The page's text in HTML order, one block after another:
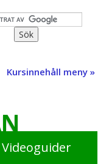
Kursinnehåll meny »
Videoguider